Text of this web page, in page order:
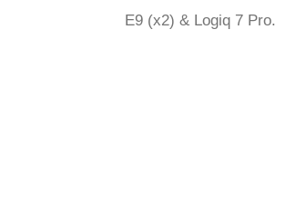
Ε9 (x2) & Logiq 7 Pro.